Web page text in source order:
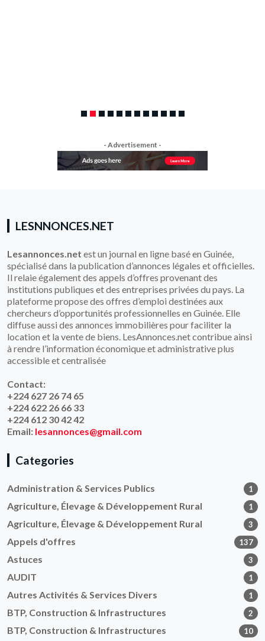
- Advertisement -
LESNNONCES.NET
Lesannonces.net est un journal en ligne basé en Guinée,
spécialisé dans la publication d’annonces légales et officielles.
Il relaie également des appels d’offres provenant des
institutions publiques et des entreprises privées du pays. La
plateforme propose des offres d’emploi destinées aux
chercheurs d’opportunités professionnelles en Guinée. Elle
diffuse aussi des annonces immobilières pour faciliter la
location et la vente de biens. LesAnnonces.net contribue ainsi
à rendre l’information économique et administrative plus
accessible et centralisée
Contact:
+224 627 26 74 65
+224 622 26 66 33
+224 612 30 42 42
Email: lesannonces@gmail.com
Categories
Administration & Services Publics 1
Agriculture, Élevage & Développement Rural 1
Agriculture, Élevage & Développement Rural 3
Appels d'offres 137
Astuces 3
AUDIT 1
Autres Activités & Services Divers 1
BTP, Construction & Infrastructures 2
BTP, Construction & Infrastructures 10